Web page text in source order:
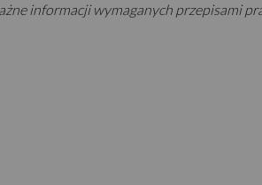
informacji wymaganych przepisami